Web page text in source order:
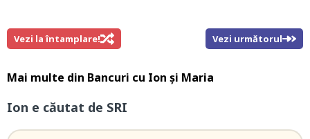
Vezi la întamplare! Vezi următorul
Mai multe din Bancuri cu Ion și Maria
Ion e căutat de SRI